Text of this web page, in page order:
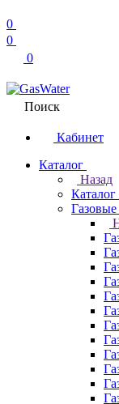
0
0
0
Поиск
Кабинет
Каталог
Назад
Каталог